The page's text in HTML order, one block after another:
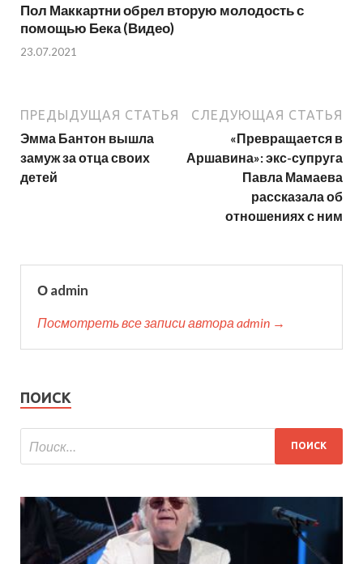
Пол Маккартни обрел вторую молодость с
помощью Бека (Видео)
23.07.2021
ПРЕДЫДУЩАЯ СТАТЬЯ
Эмма Бантон вышла
замуж за отца своих
детей
СЛЕДУЮЩАЯ СТАТЬЯ
«Превращается в
Аршавина»: экс-супруга
Павла Мамаева
рассказала об
отношениях с ним
О admin
Посмотреть все записи автора admin →
ПОИСК